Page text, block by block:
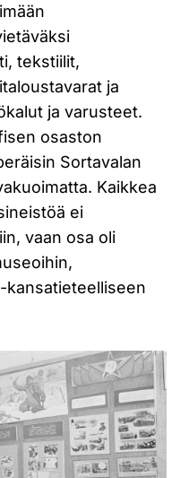
tekstiilit,
ja
ja varusteet.
osaston
Sortavalan
Kaikkea
ei
vaan osa oli
kansatieteelliseen